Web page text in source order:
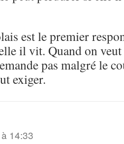
est le premier
il vit. Quand on
pas malgré le
exiger.
14:33